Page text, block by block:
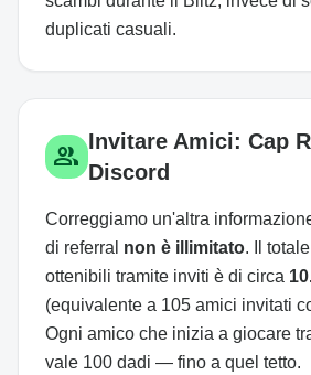
duplicati casuali.
group Invitare Amici: Cap
Discord
Correggiamo un'altra
di referral non è illimitato. Il
ottenibili tramite inviti è di circa
(equivalente a 105 amici invitati
Ogni amico che inizia a giocare
vale 100 dadi — fino a quel tetto.